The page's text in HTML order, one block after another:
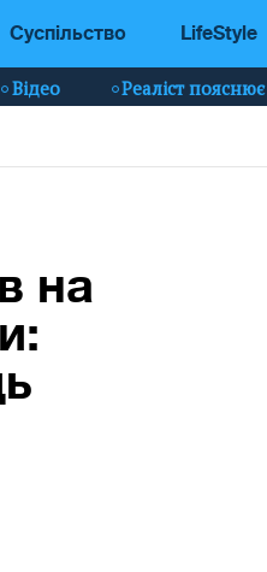
Суспільство LifeStyle
Відео Реаліст пояснює
на